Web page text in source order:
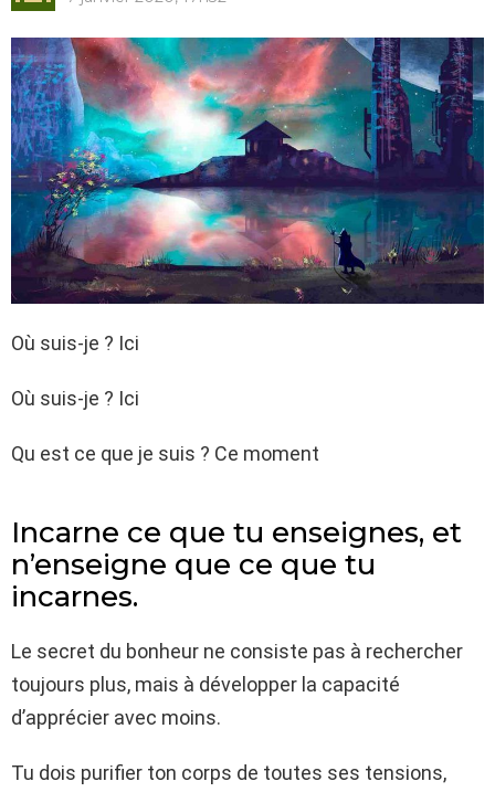
Où suis-je ? Ici
Où suis-je ? Ici
Qu est ce que je suis ? Ce moment
Incarne ce que tu enseignes, et
n’enseigne que ce que tu
incarnes.
Le secret du bonheur ne consiste pas à rechercher
toujours plus, mais à développer la capacité
d’apprécier avec moins.
Tu dois purifier ton corps de toutes ses tensions,